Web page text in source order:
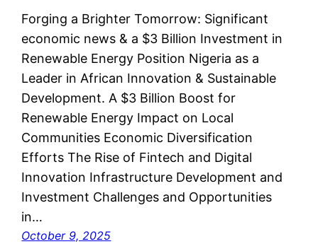
Forging a Brighter Tomorrow: Significant
economic news & a $3 Billion Investment in
Renewable Energy Position Nigeria as a
Leader in African Innovation & Sustainable
Development. A $3 Billion Boost for
Renewable Energy Impact on Local
Communities Economic Diversification
Efforts The Rise of Fintech and Digital
Innovation Infrastructure Development and
Investment Challenges and Opportunities
in…
October 9, 2025